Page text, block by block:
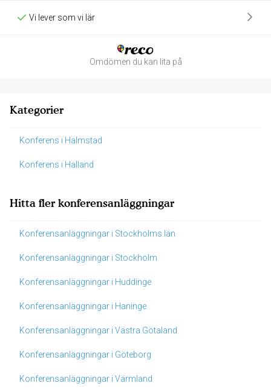
Vi lever som vi lär
Omdömen du kan lita på
Kategorier
Konferens i Halmstad
Konferens i Halland
Hitta fler konferensanläggningar
Konferensanläggningar i Stockholms län
Konferensanläggningar i Stockholm
Konferensanläggningar i Huddinge
Konferensanläggningar i Haninge
Konferensanläggningar i Västra Götaland
Konferensanläggningar i Göteborg
Konferensanläggningar i Värmland